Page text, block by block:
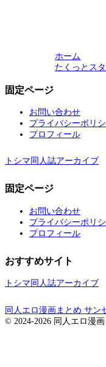
ホーム
たくっとス
固定ページ
お問い合わせ
プライバシーポリ
プロフィール
トシマ同人誌アーカイブ
固定ページ
お問い合わせ
プライバシーポリ
プロフィール
おすすめサイト
トシマ同人誌アーカイブ
同人エロ漫画まとめ サン
© 2024-2026 同人エロ漫画